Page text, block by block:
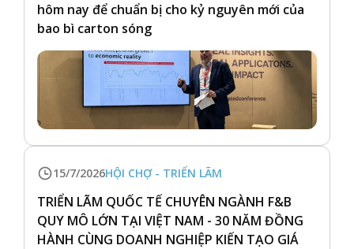
hôm nay để chuẩn bị cho kỷ nguyên mới của
bao bì carton sóng
15/7/2026HỘI CHỢ - TRIỂN LÃM
TRIỂN LÃM QUỐC TẾ CHUYÊN NGÀNH F&B
QUY MÔ LỚN TẠI VIỆT NAM - 30 NĂM ĐỒNG
HÀNH CÙNG DOANH NGHIỆP KIẾN TẠO GIÁ